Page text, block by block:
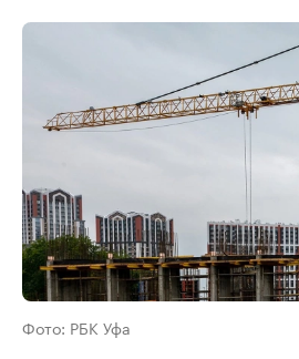
Фото: РБК Уфа